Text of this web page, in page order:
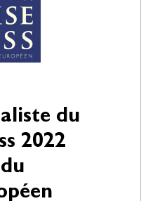
du
2022